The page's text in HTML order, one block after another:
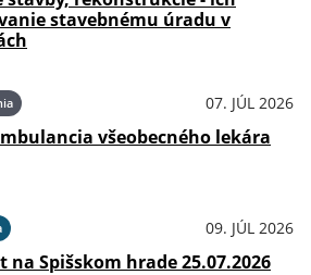
stavebnému úradu v
07. JÚL 2026
všeobecného lekára
09. JÚL 2026
na Spišskom hrade 25.07.2026